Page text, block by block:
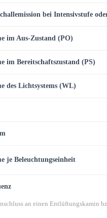
bei Intensivstufe
im Aus-Zustand (PO)
im Bereitschaftszustand (PS)
des Lichtsystems (WL)
je Beleuchtungseinheit
an einen Entlüftungskamin